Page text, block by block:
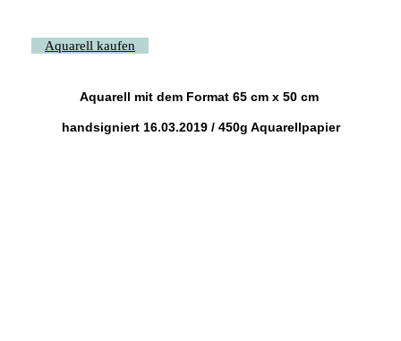
Aquarell kaufen
Aquarell mit dem Format 65 cm x 50 cm
handsigniert 16.03.2019 / 450g Aquarellpapier